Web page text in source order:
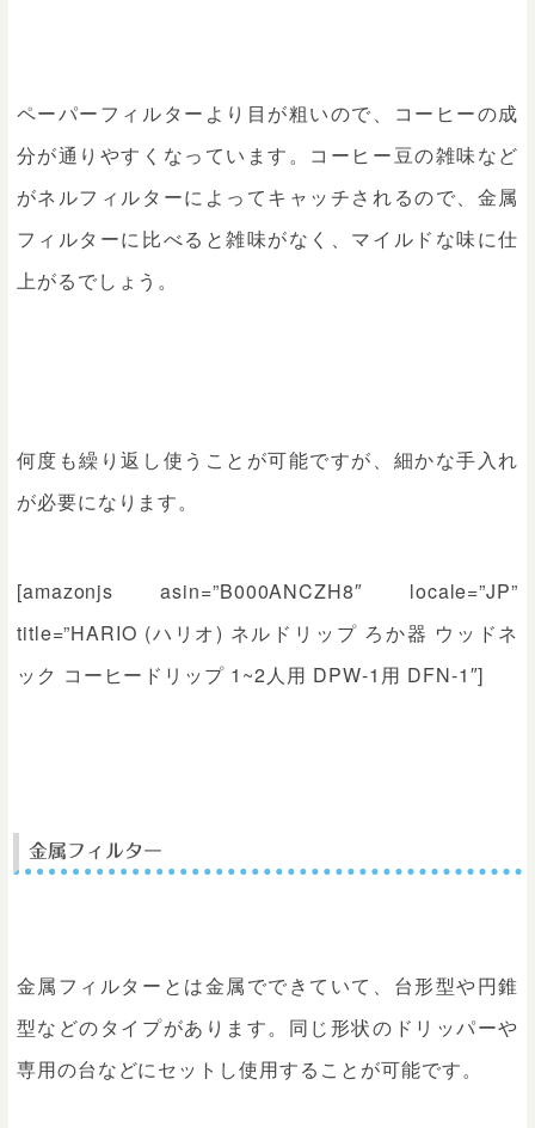
ペーパーフィルターより目が粗いので、コーヒーの成
分が通りやすくなっています。コーヒー豆の雑味など
がネルフィルターによってキャッチされるので、金属
フィルターに比べると雑味がなく、マイルドな味に仕
上がるでしょう。
何度も繰り返し使うことが可能ですが、細かな手入れ
が必要になります。
[amazonjs asin=”B000ANCZH8″ locale=”JP”
title=”HARIO (ハリオ) ネルドリップ ろか器 ウッドネ
ック コーヒードリップ 1~2人用 DPW-1用 DFN-1″]
金属フィルター
金属フィルターとは金属でできていて、台形型や円錐
型などのタイプがあります。同じ形状のドリッパーや
専用の台などにセットし使用することが可能です。